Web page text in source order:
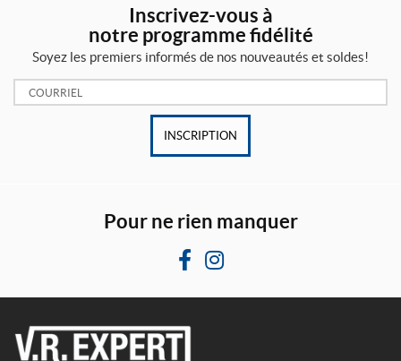
Inscrivez-vous à
notre programme fidélité
Soyez les premiers informés de nos nouveautés et soldes!
Courriel:
INSCRIPTION
Pour ne rien manquer
F
e
I